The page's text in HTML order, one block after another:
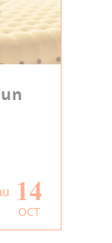
14
OCT